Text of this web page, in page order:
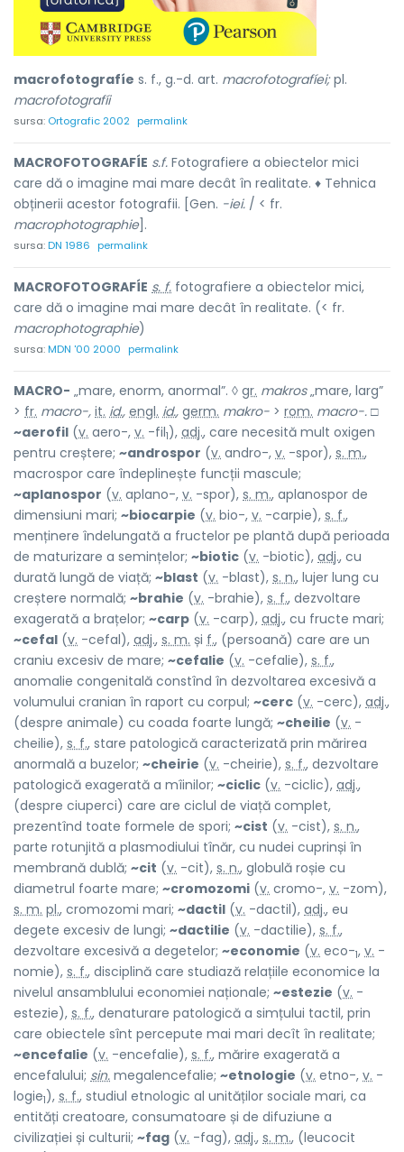
macrofotografíe s. f., g.-d. art. macrofotografíei;pl.
macrofotografíi
sursa: Ortografic 2002 permalink
MACROFOTOGRAFÍE s.f. Fotografiere a obiectelor mici
care dă o imagine mai mare decât în realitate. ♦ Tehnica
obținerii acestor fotografii. [Gen. -iei. / < fr.
macrophotographie].
sursa:DN 1986 permalink
MACROFOTOGRAFÍE s. f. fotografiere a obiectelor mici,
care dă o imagine mai mare decât în realitate. (< fr.
macrophotographie)
sursa:MDN '00 2000 permalink
MACRO- „mare, enorm, anormal”. ◊ gr. makros„mare, larg”
> fr. macro-, it. id., engl. id., germ. makro- > rom. macro-. □
~aerofil (v. aero-, v. -fil1), adj., care necesită mult oxigen
pentru creștere; ~androspor (v. andro-, v. -spor), s. m.,
macrospor care îndeplinește funcții mascule;
~aplanospor (v. aplano-, v. -spor), s. m., aplanospor de
dimensiuni mari; ~biocarpie (v. bio-, v. -carpie), s. f.,
menținere îndelungată a fructelor pe plantă după perioada
de maturizare a semințelor; ~biotic (v. -biotic), adj., cu
durată lungă de viață; ~blast (v. -blast), s. n., lujer lung cu
creștere normală; ~brahie (v. -brahie), s. f., dezvoltare
exagerată a brațelor; ~carp (v. -carp), adj., cu fructe mari;
~cefal (v. -cefal), adj., s. m. și f., (persoană) care are un
craniu excesiv de mare; ~cefalie (v. -cefalie), s. f.,
anomalie congenitală constînd în dezvoltarea excesivă a
volumului cranian în raport cu corpul; ~cerc (v. -cerc), adj.,
(despre animale) cu coada foarte lungă; ~cheilie (v. -
cheilie), s. f., stare patologică caracterizată prin mărirea
anormală a buzelor; ~cheirie (v. -cheirie), s. f., dezvoltare
patologică exagerată a mîinilor; ~ciclic (v. -ciclic), adj.,
(despre ciuperci) care are ciclul de viață complet,
prezentînd toate formele de spori; ~cist (v. -cist), s. n.,
parte rotunjită a plasmodiului tînăr, cu nudei cuprinși în
membrană dublă; ~cit (v. -cit), s. n., globulă roșie cu
diametrul foarte mare; ~cromozomi (v. cromo-, v. -zom),
s. m. pl., cromozomi mari; ~dactil (v. -dactil), adj., eu
degete excesiv de lungi; ~dactilie (v. -dactilie), s. f.,
dezvoltare excesivă a degetelor; ~economie (v. eco-1, v. -
nomie), s. f., disciplină care studiază relațiile economice la
nivelul ansamblului economiei naționale; ~estezie (v. -
estezie), s. f., denaturare patologică a simțului tactil, prin
care obiectele sînt percepute mai mari decît în realitate;
~encefalie (v. -encefalie), s. f., mărire exagerată a
encefalului; sin. megalencefalie; ~etnologie (v. etno-, v. -
logie1), s. f., studiul etnologic al unităților sociale mari, ca
entități creatoare, consumatoare și de difuziune a
civilizației și culturii; ~fag (v. -fag), adj., s. m., (leucocit